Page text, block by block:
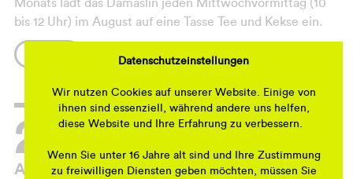
Monats lädt das Damaslin jeden Mittwochvormittag (10
bis 12 Uhr) im August auf eine Tasse Tee und Kekse ein.
Eine schöne Gelegenheit, das Bistro kennenzulernen und
kommen.
26.
Aug 26
Datenschutzeinstellungen
Wir nutzen Cookies auf unserer Website. Einige von
ihnen sind essenziell, während andere uns helfen,
diese Website und Ihre Erfahrung zu verbessern.
Wenn Sie unter 16 Jahre alt sind und Ihre Zustimmung
zu freiwilligen Diensten geben möchten, müssen Sie